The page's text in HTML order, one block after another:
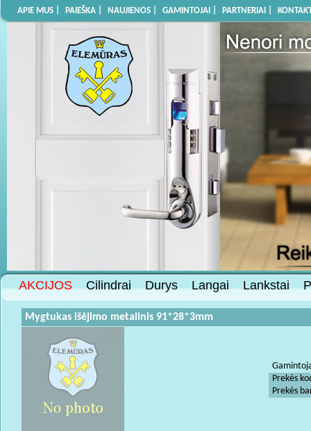
APIE MUS | PAIEŠKA | NAUJIENOS | GAMINTOJAI | PARTNERIAI |
AKCIJOS Cilindrai Durys Langai Lankstai
Mygtukas išėjimo metalinis 91*28*3mm
Prekės
Prekės